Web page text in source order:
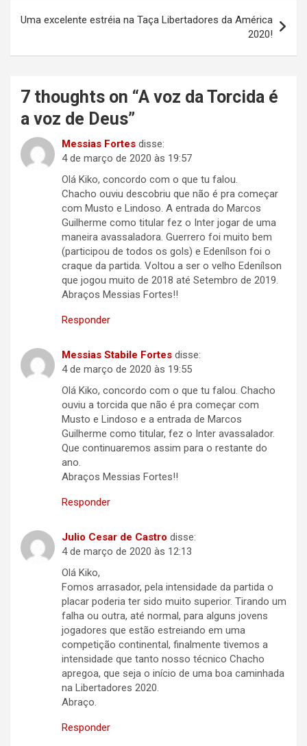
Post
Uma excelente estréia na Taça Libertadores da América
2020!
7 thoughts on “A voz da Torcida é
a voz de Deus”
Messias Fortes disse:
4 de março de 2020 às 19:57
Olá Kiko, concordo com o que tu falou.
Chacho ouviu descobriu que não é pra começar
com Musto e Lindoso. A entrada do Marcos
Guilherme como titular fez o Inter jogar de uma
maneira avassaladora. Guerrero foi muito bem
(participou de todos os gols) e Edenílson foi o
craque da partida. Voltou a ser o velho Edenílson
que jogou muito de 2018 até Setembro de 2019.
Abraços Messias Fortes!!
Responder
Messias Stabile Fortes disse:
4 de março de 2020 às 19:55
Olá Kiko, concordo com o que tu falou. Chacho
ouviu a torcida que não é pra começar com
Musto e Lindoso e a entrada de Marcos
Guilherme como titular, fez o Inter avassalador.
Que continuaremos assim para o restante do
ano.
Abraços Messias Fortes!!
Responder
Julio Cesar de Castro disse:
4 de março de 2020 às 12:13
Olá Kiko,
Fomos arrasador, pela intensidade da partida o
placar poderia ter sido muito superior. Tirando um
falha ou outra, até normal, para alguns jovens
jogadores que estão estreiando em uma
competição continental, finalmente tivemos a
intensidade que tanto nosso técnico Chacho
apregoa, que seja o início de uma boa caminhada
na Libertadores 2020.
Abraço.
Responder